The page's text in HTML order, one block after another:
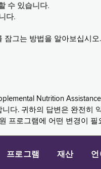
수 있습니다.
다.
잠그는 방법을 알아보십시오.
Nutrition
다. 귀하의 답변은 완전
프로그램에 어떤 변경이
프로그램 재산 언